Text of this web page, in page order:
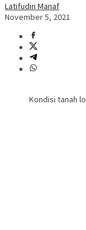
Latifudin Manaf
November 5, 2021
Kondisi tanah